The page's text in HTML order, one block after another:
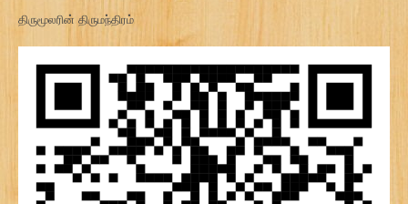
திருமூலரின் திருமந்திரம்